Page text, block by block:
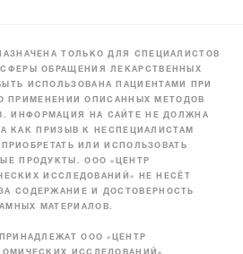
ТОЛЬКО ДЛЯ СПЕЦИАЛИСТОВ
ОБРАЩЕНИЯ ЛЕКАРСТВЕННЫХ
ИСПОЛЬЗОВАНА ПАЦИЕНТАМИ ПРИ
ПРИМЕНЕНИИ ОПИСАННЫХ МЕТОДОВ
ИНФОРМАЦИЯ НА САЙТЕ НЕ ДОЛЖНА
КАК ПРИЗЫВ К НЕСПЕЦИАЛИСТАМ
ИЛИ ИСПОЛЬЗОВАТЬ
ПРОДУКТЫ. ООО «ЦЕНТР
ИССЛЕДОВАНИЙ» НЕ НЕСЁТ
СОДЕРЖАНИЕ И ДОСТОВЕРНОСТЬ
МАТЕРИАЛОВ.
ООО «ЦЕНТР